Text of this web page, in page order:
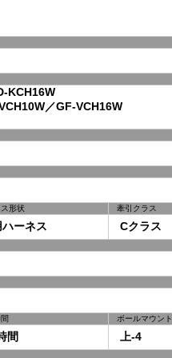
KCH16W
／GF-VCH16W
形状 牽引クラス
ーネス Cクラス
ボールマウント
間 上-4